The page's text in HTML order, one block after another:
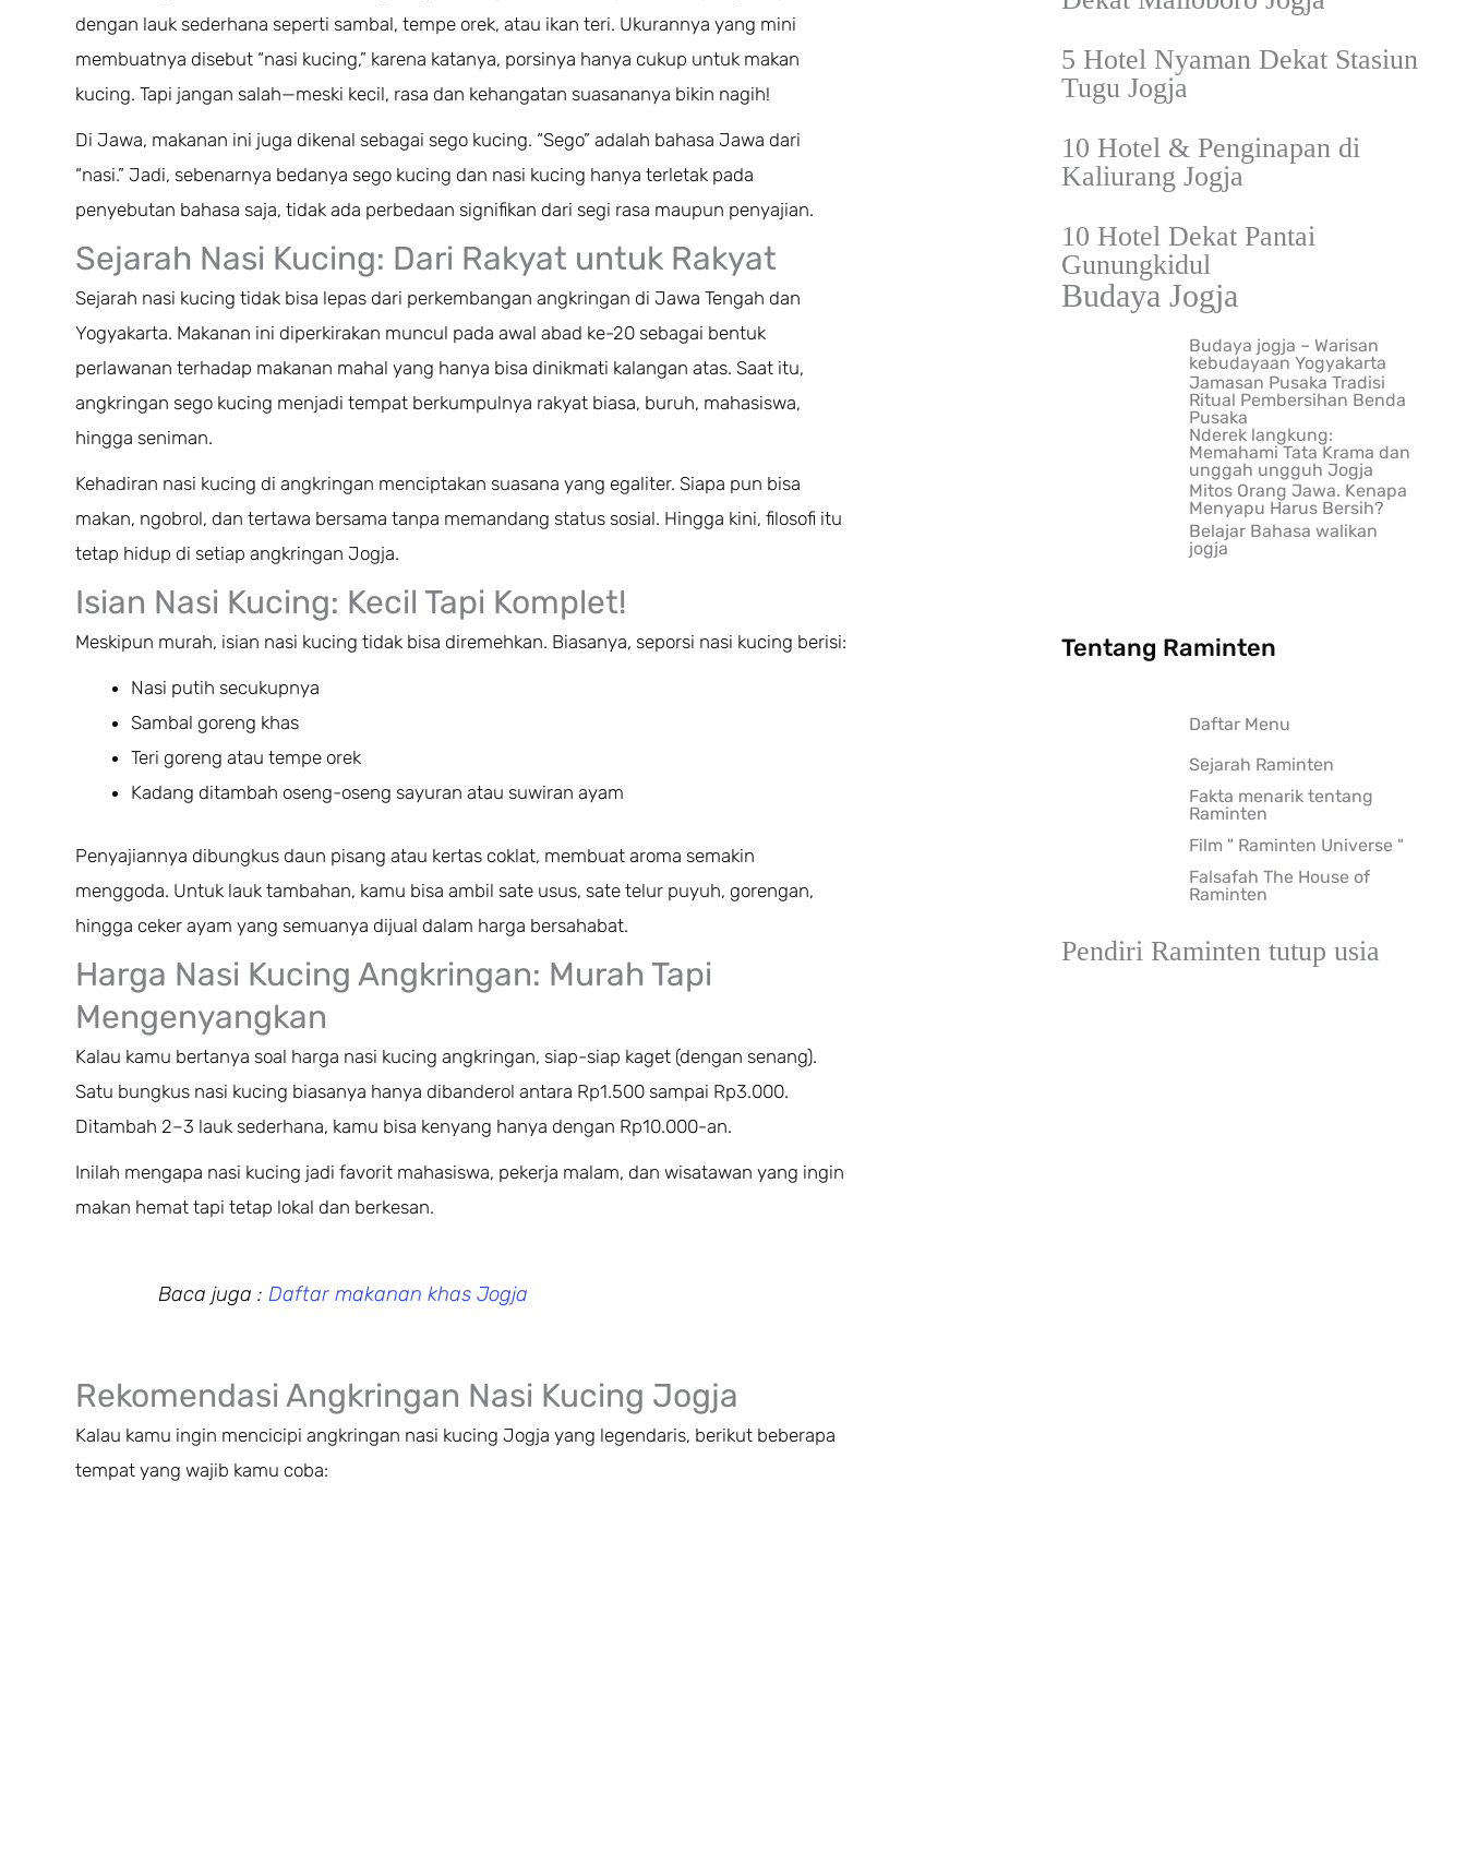
dengan lauk sederhana seperti sambal, tempe orek, atau ikan teri. Ukurannya yang mini
membuatnya disebut “nasi kucing,” karena katanya, porsinya hanya cukup untuk makan
kucing. Tapi jangan salah—meski kecil, rasa dan kehangatan suasananya bikin nagih!
Di Jawa, makanan ini juga dikenal sebagai sego kucing. “Sego” adalah bahasa Jawa dari
“nasi.” Jadi, sebenarnya bedanya sego kucing dan nasi kucing hanya terletak pada
penyebutan bahasa saja, tidak ada perbedaan signifikan dari segi rasa maupun penyajian.
Sejarah Nasi Kucing: Dari Rakyat untuk Rakyat
Sejarah nasi kucing tidak bisa lepas dari perkembangan angkringan di Jawa Tengah dan
Yogyakarta. Makanan ini diperkirakan muncul pada awal abad ke-20 sebagai bentuk
perlawanan terhadap makanan mahal yang hanya bisa dinikmati kalangan atas. Saat itu,
angkringan sego kucing menjadi tempat berkumpulnya rakyat biasa, buruh, mahasiswa,
hingga seniman.
Kehadiran nasi kucing di angkringan menciptakan suasana yang egaliter. Siapa pun bisa
makan, ngobrol, dan tertawa bersama tanpa memandang status sosial. Hingga kini, filosofi itu
tetap hidup di setiap angkringan Jogja.
Isian Nasi Kucing: Kecil Tapi Komplet!
Meskipun murah, isian nasi kucing tidak bisa diremehkan. Biasanya, seporsi nasi kucing berisi:
Nasi putih secukupnya
Sambal goreng khas
Teri goreng atau tempe orek
Kadang ditambah oseng-oseng sayuran atau suwiran ayam
Penyajiannya dibungkus daun pisang atau kertas coklat, membuat aroma semakin
menggoda. Untuk lauk tambahan, kamu bisa ambil sate usus, sate telur puyuh, gorengan,
hingga ceker ayam yang semuanya dijual dalam harga bersahabat.
Harga Nasi Kucing Angkringan: Murah Tapi
Mengenyangkan
Kalau kamu bertanya soal harga nasi kucing angkringan, siap-siap kaget (dengan senang).
Satu bungkus nasi kucing biasanya hanya dibanderol antara Rp1.500 sampai Rp3.000.
Ditambah 2–3 lauk sederhana, kamu bisa kenyang hanya dengan Rp10.000-an.
Inilah mengapa nasi kucing jadi favorit mahasiswa, pekerja malam, dan wisatawan yang ingin
makan hemat tapi tetap lokal dan berkesan.
Baca juga :Daftar makanan khas Jogja
Rekomendasi Angkringan Nasi Kucing Jogja
Kalau kamu ingin mencicipi angkringan nasi kucing Jogja yang legendaris, berikut beberapa
tempat yang wajib kamu coba:
5 Hotel Nyaman Dekat Stasiun
Tugu Jogja
10 Hotel & Penginapan di
Kaliurang Jogja
10 Hotel Dekat Pantai
Gunungkidul
Budaya Jogja
Budaya jogja – Warisan
kebudayaan Yogyakarta
Jamasan Pusaka Tradisi
Ritual Pembersihan Benda
Pusaka
Nderek langkung:
Memahami Tata Krama dan
unggah ungguh Jogja
Mitos Orang Jawa. Kenapa
Menyapu Harus Bersih?
Belajar Bahasa walikan
jogja
Tentang Raminten
Daftar Menu
Sejarah Raminten
Fakta menarik tentang
Raminten
Film " Raminten Universe "
Falsafah The House of
Raminten
Pendiri Raminten tutup usia